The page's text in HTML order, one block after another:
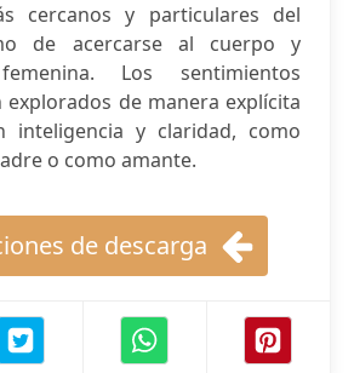
cercanos y particulares del
de acercarse al cuerpo y
Los sentimientos
de manera explícita
inteligencia y claridad, como
o como amante.
de descarga